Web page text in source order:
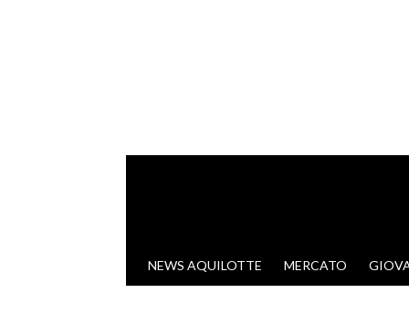
VAI AL CONTENUTO
NEWS AQUILOTTE MERCATO